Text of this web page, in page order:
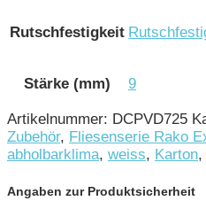
Rutschfestigkeit
Stärke (mm) 9
Artikelnummer: DCPVD725
Zubehör, Fliesenserie Rako
abholbarklima, weiss, Karton,
Angaben zur Produktsicherheit